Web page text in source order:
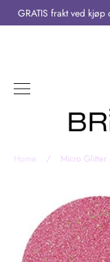
Skip
to
GRATIS frakt ved
Home / Micro Glitter